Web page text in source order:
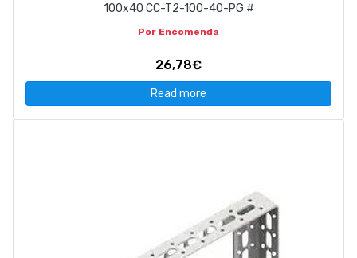
100x40 CC-T2-100-40-PG #
Por Encomenda
26,78€
Read more